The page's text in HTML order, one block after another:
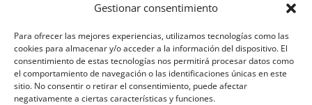
Gestionar consentimiento
Para ofrecer las mejores experiencias, utilizamos tecnologías como las
cookies para almacenar y/o acceder a la información del dispositivo. El
consentimiento de estas tecnologías nos permitirá procesar datos como
el comportamiento de navegación o las identificaciones únicas en este
sitio. No consentir o retirar el consentimiento, puede afectar
negativamente a ciertas características y funciones.
Siguenos: